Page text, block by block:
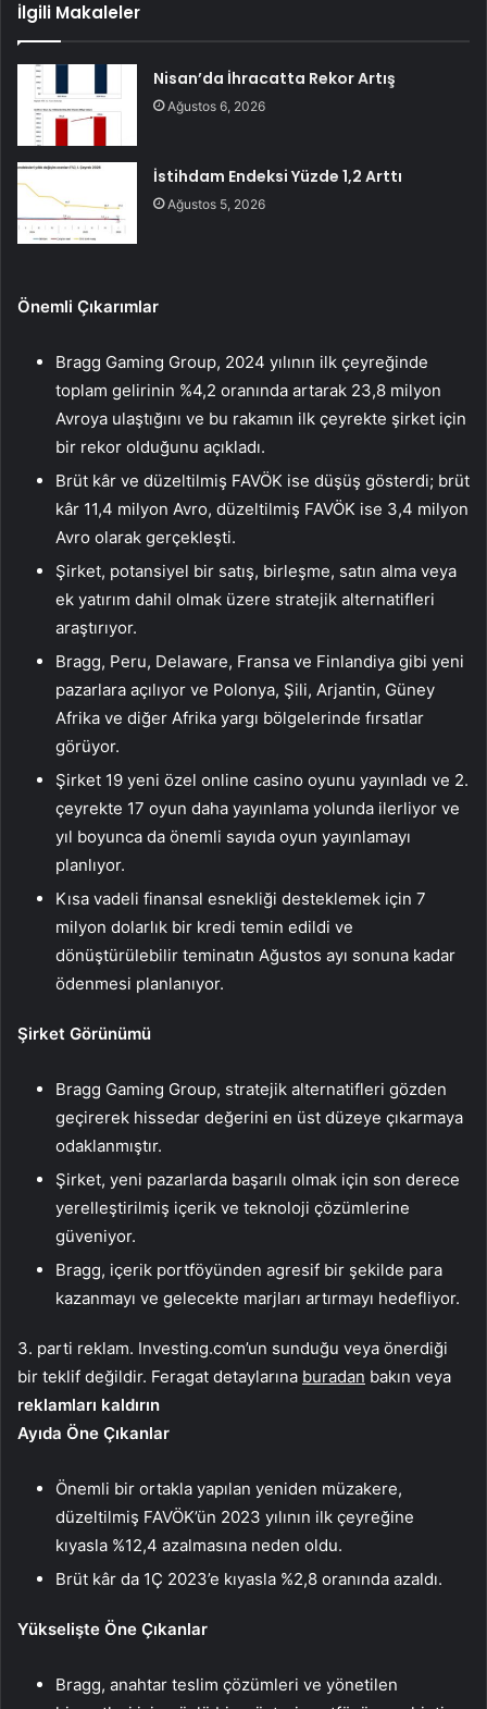
İlgili Makaleler
Nisan’da İhracatta Rekor Artış
Ağustos 6, 2026
İstihdam Endeksi Yüzde 1,2 Arttı
Ağustos 5, 2026
Önemli Çıkarımlar
Bragg Gaming Group, 2024 yılının ilk çeyreğinde
toplam gelirinin %4,2 oranında artarak 23,8 milyon
Avroya ulaştığını ve bu rakamın ilk çeyrekte şirket için
bir rekor olduğunu açıkladı.
Brüt kâr ve düzeltilmiş FAVÖK ise düşüş gösterdi; brüt
kâr 11,4 milyon Avro, düzeltilmiş FAVÖK ise 3,4 milyon
Avro olarak gerçekleşti.
Şirket, potansiyel bir satış, birleşme, satın alma veya
ek yatırım dahil olmak üzere stratejik alternatifleri
araştırıyor.
Bragg, Peru, Delaware, Fransa ve Finlandiya gibi yeni
pazarlara açılıyor ve Polonya, Şili, Arjantin, Güney
Afrika ve diğer Afrika yargı bölgelerinde fırsatlar
görüyor.
Şirket 19 yeni özel online casino oyunu yayınladı ve 2.
çeyrekte 17 oyun daha yayınlama yolunda ilerliyor ve
yıl boyunca da önemli sayıda oyun yayınlamayı
planlıyor.
Kısa vadeli finansal esnekliği desteklemek için 7
milyon dolarlık bir kredi temin edildi ve
dönüştürülebilir teminatın Ağustos ayı sonuna kadar
ödenmesi planlanıyor.
Şirket Görünümü
Bragg Gaming Group, stratejik alternatifleri gözden
geçirerek hissedar değerini en üst düzeye çıkarmaya
odaklanmıştır.
Şirket, yeni pazarlarda başarılı olmak için son derece
yerelleştirilmiş içerik ve teknoloji çözümlerine
güveniyor.
Bragg, içerik portföyünden agresif bir şekilde para
kazanmayı ve gelecekte marjları artırmayı hedefliyor.
3. parti reklam. Investing.com’un sunduğu veya önerdiği
bir teklif değildir. Feragat detaylarına buradan bakın veya
reklamları kaldırın
Ayıda Öne Çıkanlar
Önemli bir ortakla yapılan yeniden müzakere,
düzeltilmiş FAVÖK’ün 2023 yılının ilk çeyreğine
kıyasla %12,4 azalmasına neden oldu.
Brüt kâr da 1Ç 2023’e kıyasla %2,8 oranında azaldı.
Yükselişte Öne Çıkanlar
Bragg, anahtar teslim çözümleri ve yönetilen